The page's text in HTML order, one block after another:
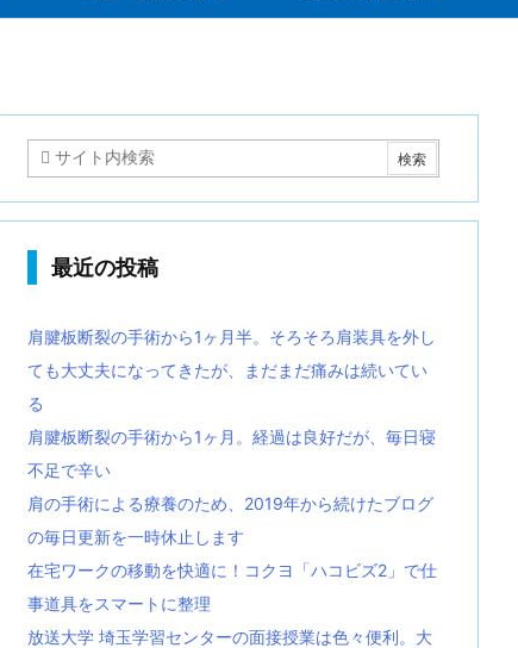
最近の投稿
肩腱板断裂の手術から1ヶ月半。そろそろ肩装具を外し
ても大丈夫になってきたが、まだまだ痛みは続いてい
る
肩腱板断裂の手術から1ヶ月。経過は良好だが、毎日寝
不足で辛い
肩の手術による療養のため、2019年から続けたブログ
の毎日更新を一時休止します
在宅ワークの移動を快適に！コクヨ「ハコビズ2」で仕
事道具をスマートに整理
放送大学 埼玉学習センターの面接授業は色々便利。大